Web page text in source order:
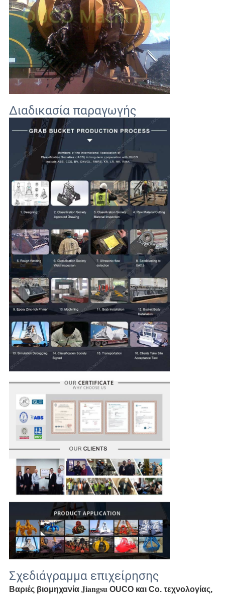
Διαδικασία παραγωγής
Σχεδιάγραμμα επιχείρησης
Βαριές βιομηχανία Jiangsu OUCO και Co. τεχνολογίας,